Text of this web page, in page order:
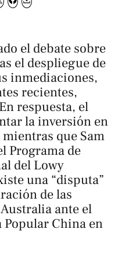
el debate sobre
el despliegue de
inmediaciones,
recientes,
respuesta, el
la inversión en
que Sam
Programa de
del Lowy
una “disputa”
de las
ante el
Popular China en